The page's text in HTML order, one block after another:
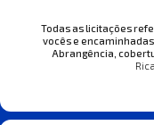
Todas as licitações
vocês e
Abrangência,